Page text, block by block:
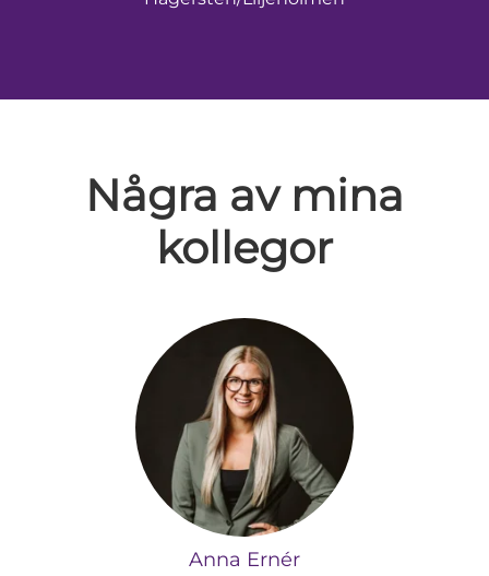
Några av mina
kollegor
Anna Ernér